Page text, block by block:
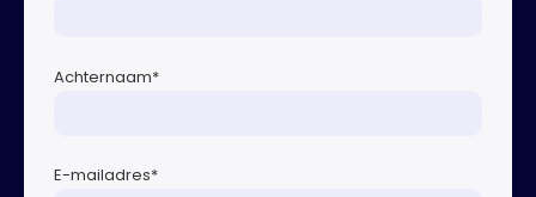
Achternaam*
E-mailadres*